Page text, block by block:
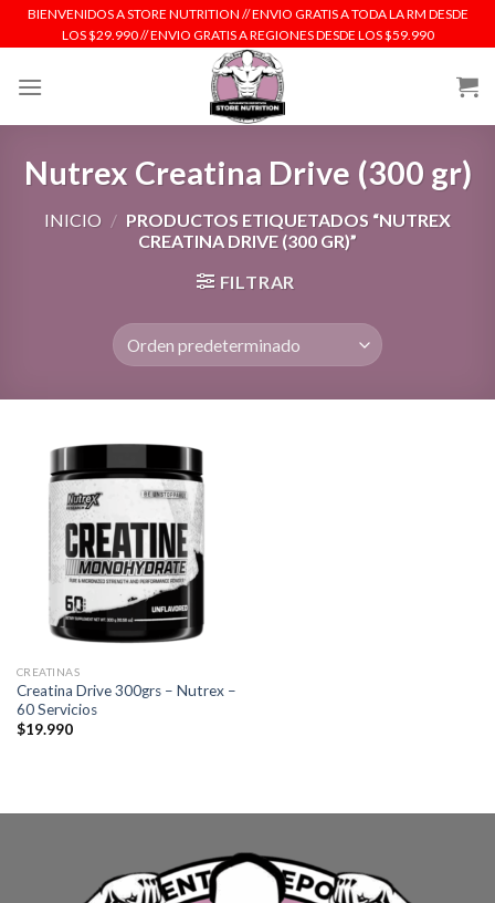
SkipBIENVENIDOS A STORE NUTRITION // ENVIO GRATIS A TODA LA RM DESDE
LOS $29.990 // ENVIO GRATIS A REGIONES DESDE LOS $59.990
Nutrex Creatina Drive (300 gr)
INICIO / PRODUCTOS ETIQUETADOS “NUTREX
CREATINA DRIVE (300 GR)”
FILTRAR
CREATINAS
Creatina Drive 300grs – Nutrex –
60 Servicios
$19.990